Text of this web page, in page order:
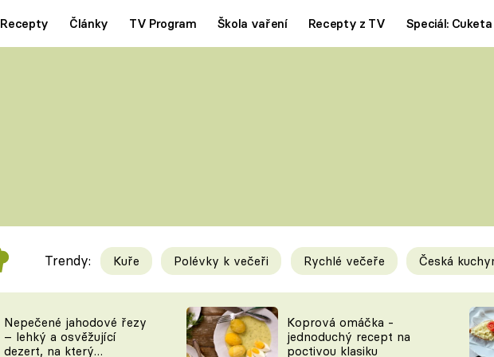
Recepty Články TV Program Škola vaření Recepty z TV Speciál: Cuketa
Videorecepty
TEĎ VAŘÍ ŠÉF!
Tipy a triky
KAM ZA JÍDLEM
Trendy: Kuře Polévky k večeři Rychlé večeře Česká
Nepečené jahodové řezy
– lehký a osvěžující
dezert, na který
Koprová omáčka -
jednoduchý recept na
poctivou klasiku